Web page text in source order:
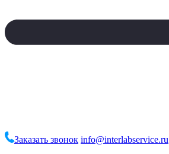
Заказать звонок info@interlabservice.ru